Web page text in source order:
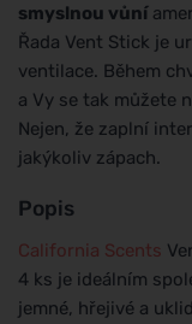
smyslnou vůní
Řada Vent Stick je
ventilace. Během
a Vy se tak můžete
Nejen, že zaplní
jakýkoliv zápach.
Popis
California Scents
4 ks je ideálním
jemné, hřejivé a